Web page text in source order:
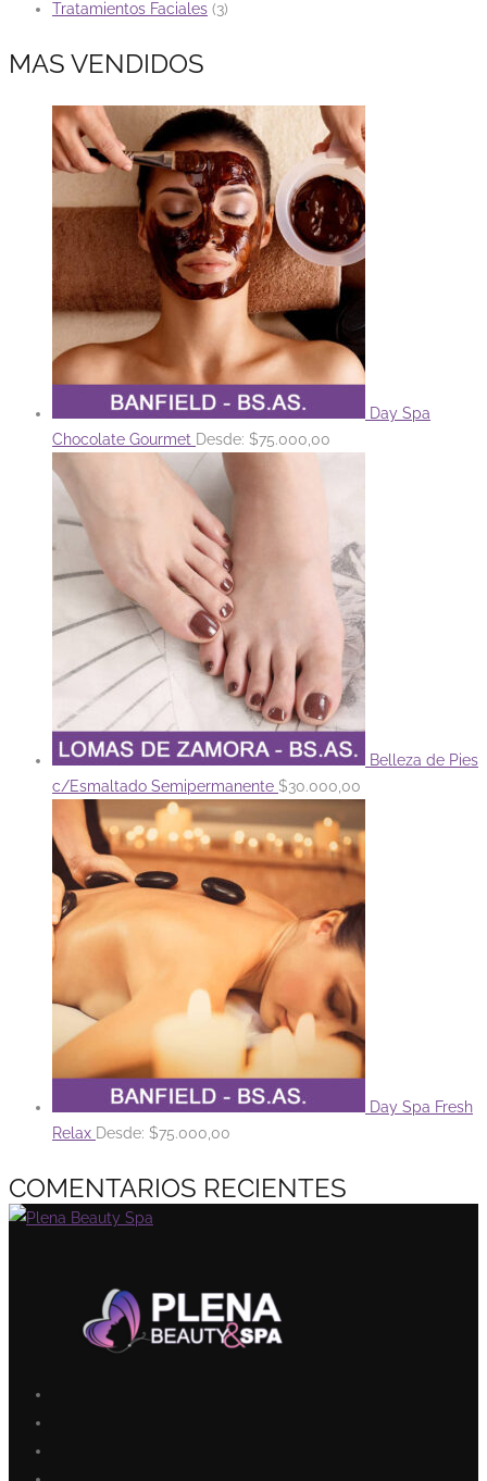
Tratamientos Faciales (3)
MAS VENDIDOS
Day Spa
Chocolate Gourmet Desde: $75.000,00
Belleza de Pies
c/Esmaltado Semipermanente $30.000,00
Day Spa Fresh
Relax Desde: $75.000,00
COMENTARIOS RECIENTES